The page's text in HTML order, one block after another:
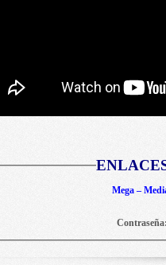
Mega –
Contraseña: